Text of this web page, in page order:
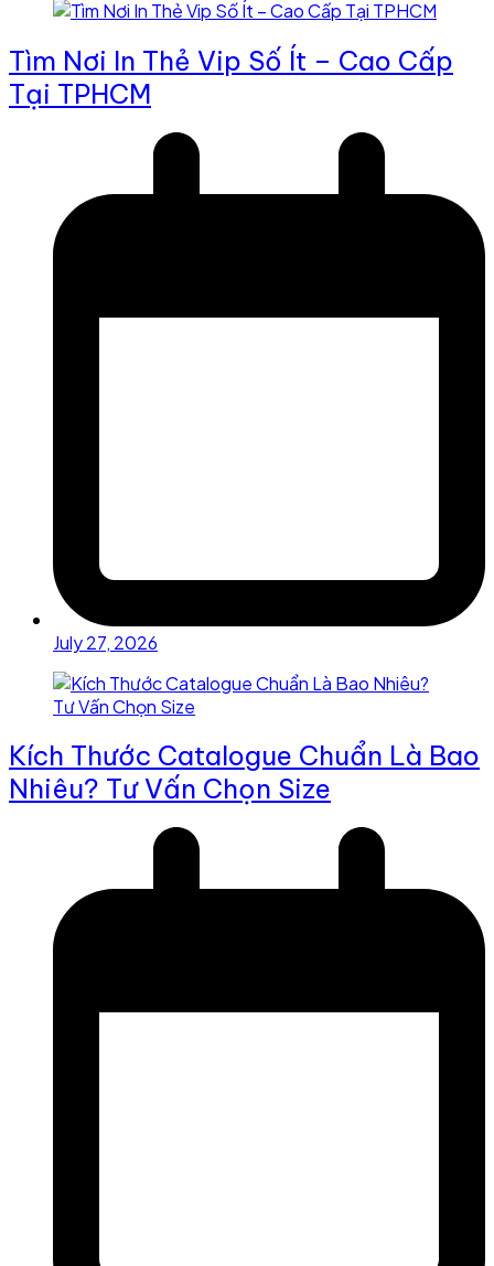
Tìm Nơi In Thẻ Vip Số Ít – Cao Cấp
Tại TPHCM
July 27, 2026
Kích Thước Catalogue Chuẩn Là Bao
Nhiêu? Tư Vấn Chọn Size